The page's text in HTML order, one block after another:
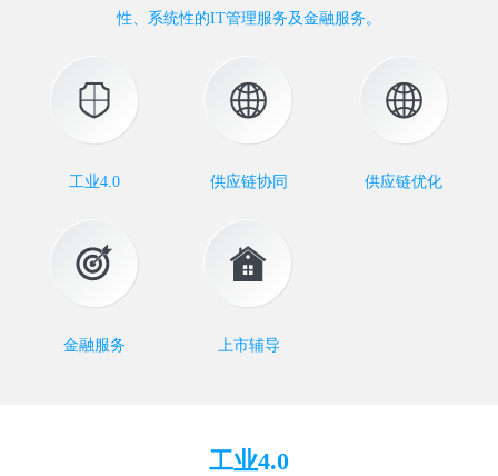
性、系统性的IT管理服务及金融服务。
工业4.0 供应链协同 供应链优化
金融服务 上市辅导
工业4.0